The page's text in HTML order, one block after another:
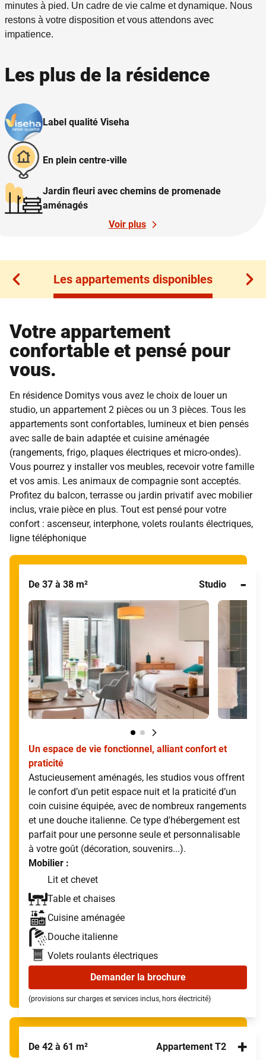
minutes à pied. Un cadre de vie calme et dynamique. Nous
restons à votre disposition et vous attendons avec
impatience.
Les plus de la résidence
Label qualité Viseha
En plein centre-ville
Jardin fleuri avec chemins de promenade
aménagés
Voir plus
Les appartements disponibles
Les appartements disponibles
Votre appartement
confortable et pensé pour
vous.
En résidence Domitys vous avez le choix de louer un
studio, un appartement 2 pièces ou un 3 pièces. Tous les
appartements sont confortables, lumineux et bien pensés
avec salle de bain adaptée et cuisine aménagée
(rangements, frigo, plaques électriques et micro-ondes).
Vous pourrez y installer vos meubles, recevoir votre famille
et vos amis. Les animaux de compagnie sont acceptés.
Profitez du balcon, terrasse ou jardin privatif avec mobilier
inclus, vraie pièce en plus. Tout est pensé pour votre
confort : ascenseur, interphone, volets roulants électriques,
ligne téléphonique
De 37 à 38 m² Studio -
Un espace de vie fonctionnel, alliant confort et
praticité
Astucieusement aménagés, les studios vous offrent
le confort d’un petit espace nuit et la praticité d’un
coin cuisine équipée, avec de nombreux rangements
et une douche italienne. Ce type d'hébergement est
parfait pour une personne seule et personnalisable
à votre goût (décoration, souvenirs...).
Mobilier :
Lit et chevet
Table et chaises
Cuisine aménagée
Douche italienne
Volets roulants électriques
Demander la brochure
(provisions sur charges et services inclus, hors électricité)
De 42 à 61 m² Appartement T2 +